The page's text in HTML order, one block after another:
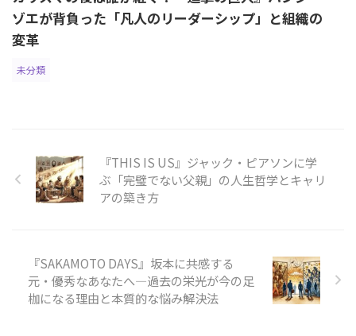
ゾエが背負った「凡人のリーダーシップ」と組織の
変革
未分類
『THIS IS US』ジャック・ピアソンに学
ぶ「完璧でない父親」の人生哲学とキャリ
アの築き方
『SAKAMOTO DAYS』坂本に共感する
元・優秀なあなたへ―過去の栄光が今の足
枷になる理由と本質的な悩み解決法